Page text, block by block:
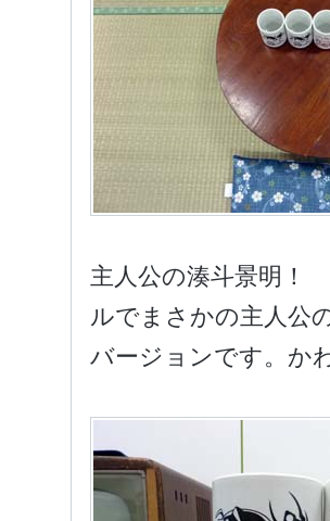
主人公の湊斗景明！
ルでまさかの主人公
バージョンです。か